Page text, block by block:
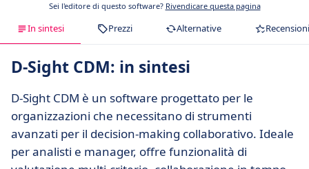
Sei l'editore di questo software? Rivendicare questa pagina
In sintesi Prezzi Alternative Recensioni
D-Sight CDM: in sintesi
D-Sight CDM è un software progettato per le
organizzazioni che necessitano di strumenti
avanzati per il decision-making collaborativo. Ideale
per analisti e manager, offre funzionalità di